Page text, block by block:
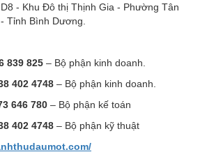
- Khu Đô thị Thịnh Gia - Phường Tân
Tỉnh Bình Dương.
839 825 – Bộ phận kinh doanh.
402 4748 – Bộ phận kinh doanh.
646 780 – Bộ phận kế toán
402 4748 – Bộ phận kỹ thuật